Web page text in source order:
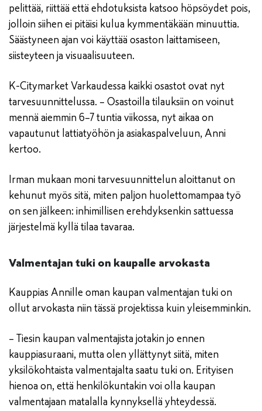
pelittää, riittää että ehdotuksista katsoo höpsöydet pois,
jolloin siihen ei pitäisi kulua kymmentäkään minuuttia.
Säästyneen ajan voi käyttää osaston laittamiseen,
siisteyteen ja visuaalisuuteen.
K-Citymarket Varkaudessa kaikki osastot ovat nyt
tarvesuunnittelussa. – Osastoilla tilauksiin on voinut
mennä aiemmin 6–7 tuntia viikossa, nyt aikaa on
vapautunut lattiatyöhön ja asiakaspalveluun, Anni
kertoo.
Irman mukaan moni tarvesuunnittelun aloittanut on
kehunut myös sitä, miten paljon huolettomampaa työ
on sen jälkeen: inhimillisen erehdyksenkin sattuessa
järjestelmä kyllä tilaa tavaraa.
Valmentajan tuki on kaupalle arvokasta
Kauppias Annille oman kaupan valmentajan tuki on
ollut arvokasta niin tässä projektissa kuin yleisemminkin.
– Tiesin kaupan valmentajista jotakin jo ennen
kauppiasuraani, mutta olen yllättynyt siitä, miten
yksilökohtaista valmentajalta saatu tuki on. Erityisen
hienoa on, että henkilökuntakin voi olla kaupan
valmentajaan matalalla kynnyksellä yhteydessä.